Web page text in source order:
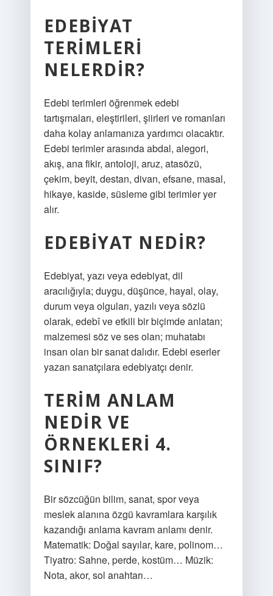
EDEBIYAT
TERIMLERI
NELERDIR?
Edebi terimleri öğrenmek edebi
tartışmaları, eleştirileri, şiirleri ve romanları
daha kolay anlamanıza yardımcı olacaktır.
Edebi terimler arasında abdal, alegori,
akış, ana fikir, antoloji, aruz, atasözü,
çekim, beyit, destan, divan, efsane, masal,
hikaye, kaside, süsleme gibi terimler yer
alır.
EDEBIYAT NEDIR?
Edebiyat, yazı veya edebiyat, dil
aracılığıyla; duygu, düşünce, hayal, olay,
durum veya olguları, yazılı veya sözlü
olarak, edebî ve etkili bir biçimde anlatan;
malzemesi söz ve ses olan; muhatabı
insan olan bir sanat dalıdır. Edebi eserler
yazan sanatçılara edebiyatçı denir.
TERIM ANLAM
NEDIR VE
ÖRNEKLERI 4.
SINIF?
Bir sözcüğün bilim, sanat, spor veya
meslek alanına özgü kavramlara karşılık
kazandığı anlama kavram anlamı denir.
Matematik: Doğal sayılar, kare, polinom…
Tiyatro: Sahne, perde, kostüm… Müzik:
Nota, akor, sol anahtarı…